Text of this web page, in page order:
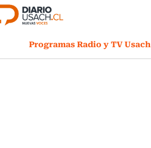
Programas Radio y TV Usach